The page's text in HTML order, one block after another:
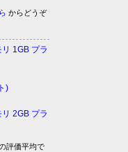
からどうぞ
1GB プラ
)
2GB プラ
評価平均で